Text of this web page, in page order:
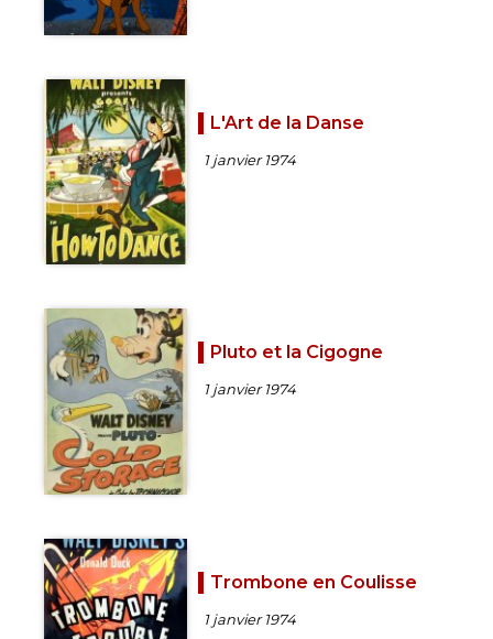
L'Art de la Danse
1 janvier 1974
Pluto et la Cigogne
1 janvier 1974
Trombone en Coulisse
1 janvier 1974